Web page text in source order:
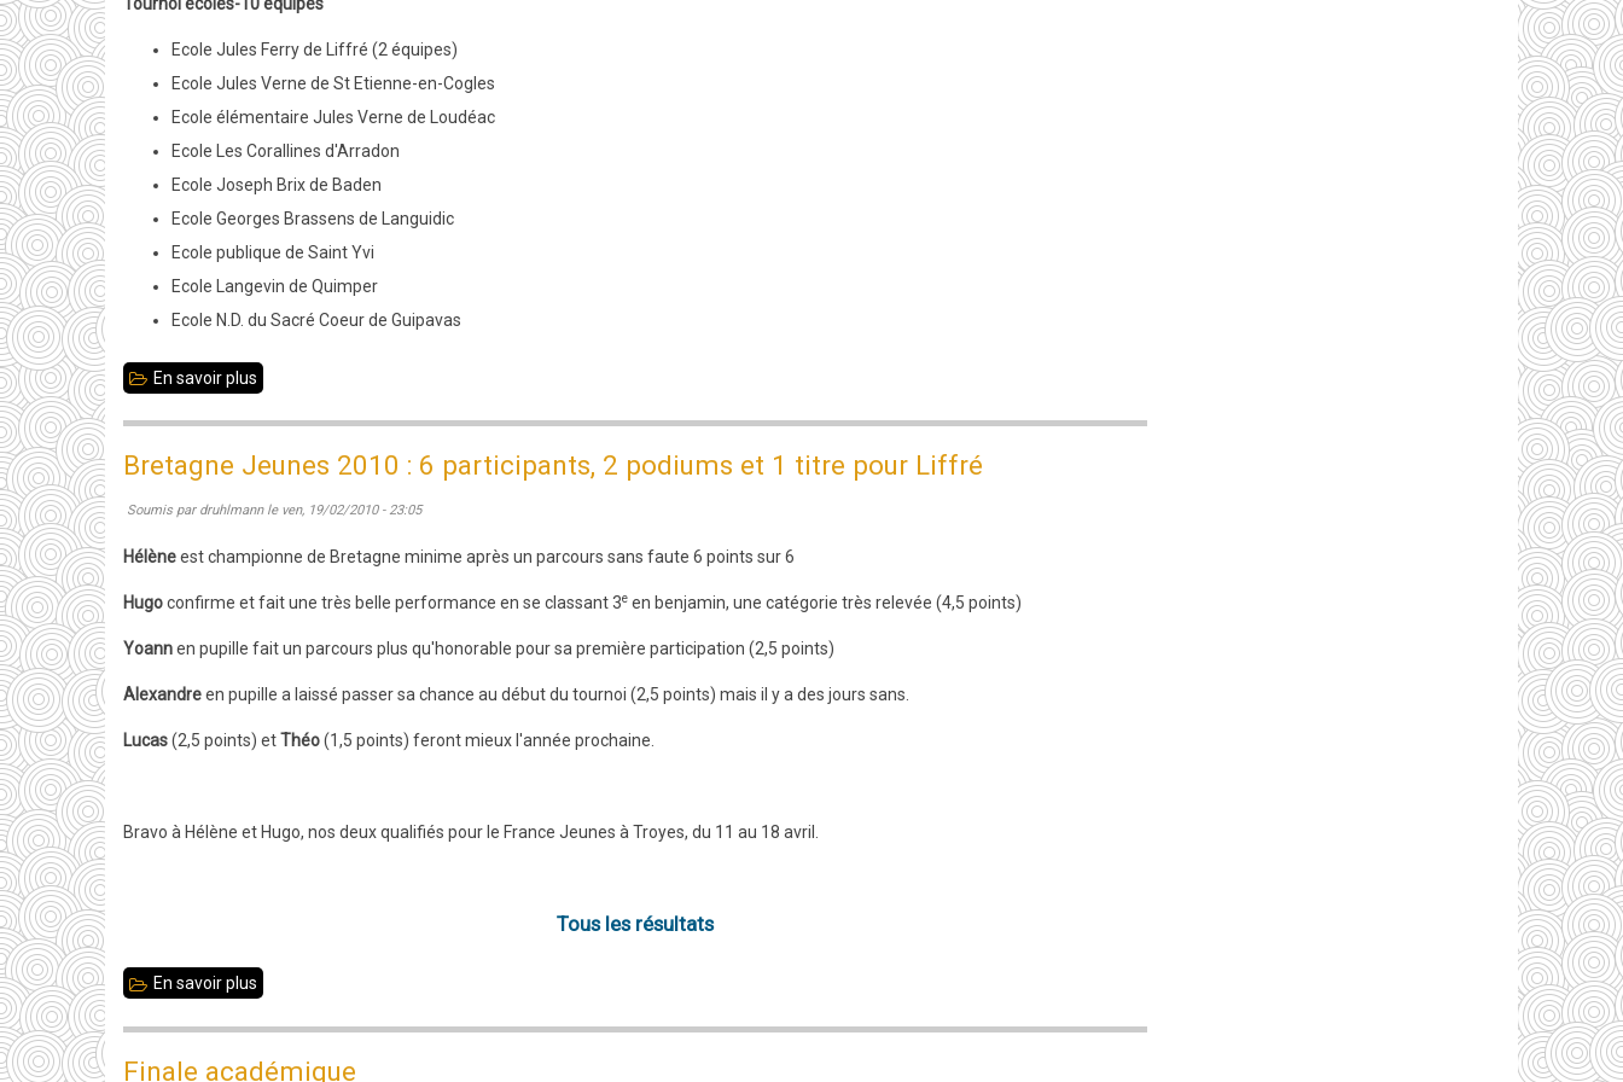
Ecole Jules Ferry de Liffré (2 équipes)
Ecole Jules Verne de St Etienne-en-Cogles
Ecole élémentaire Jules Verne de Loudéac
Ecole Les Corallines d'Arradon
Ecole Joseph Brix de Baden
Ecole Georges Brassens de Languidic
Ecole publique de Saint Yvi
Ecole Langevin de Quimper
Ecole N.D. du Sacré Coeur de Guipavas
En savoir plus
académique
Bretagne Jeunes 2010 : 6 participants, 2 podiums et 1 titre pour Liffré
Soumis par druhlmannle ven, 19/02/2010 - 23:05
Hélèneest championne de Bretagne minime après un parcours sans faute 6 points sur 6
Hugoconfirme et fait une très belle performance en se classant 3e en benjamin, une catégorie très relevée (4,5 points)
Yoannen pupille fait un parcours plus qu'honorable pour sa première participation (2,5 points)
Alexandreen pupille a laissé passer sa chance au début du tournoi (2,5 points) mais il y a des jours sans.
Lucas(2,5 points) etThéo(1,5 points) feront mieux l'année prochaine.
Bravo à Hélène et Hugo, nos deux qualifiés pour le France Jeunes à Troyes, du 11 au 18 avril.
Tous les résultats
En savoir plus
Finale académique